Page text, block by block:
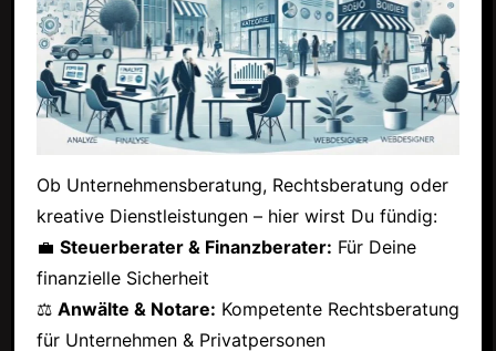
Ob Unternehmensberatung, Rechtsberatung oder
kreative Dienstleistungen – hier wirst Du fündig:
💼 Steuerberater & Finanzberater: Für Deine
finanzielle Sicherheit
⚖ Anwälte & Notare: Kompetente Rechtsberatung
für Unternehmen & Privatpersonen